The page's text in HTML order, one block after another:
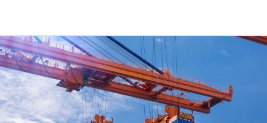
P&I Emergency Contacts
UK P&I クラブについて
コンタクト